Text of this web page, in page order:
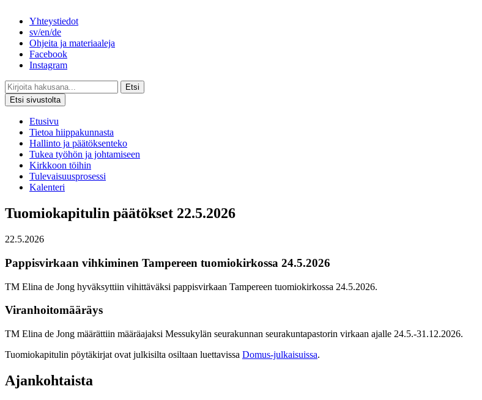
Yhteystiedot
sv/en/de
Ohjeita ja materiaaleja
Facebook
Instagram
Etsi
Etsi sivustolta
Etusivu
Tietoa hiippakunnasta
Hallinto ja päätöksenteko
Tukea työhön ja johtamiseen
Kirkkoon töihin
Tulevaisuusprosessi
Kalenteri
Tuomiokapitulin päätökset 22.5.2026
22.5.2026
Pappisvirkaan vihkiminen Tampereen tuomiokirkossa 24.5.2026
TM Elina de Jong hyväksyttiin vihittäväksi pappisvirkaan Tampereen tuomiokirkossa 24.5.2026.
Viranhoitomääräys
TM Elina de Jong määrättiin määräajaksi Messukylän seurakunnan seurakuntapastorin virkaan ajalle 24.5.-31.12.2026.
Tuomiokapitulin pöytäkirjat ovat julkisilta osiltaan luettavissa Domus-julkaisuissa.
Ajankohtaista